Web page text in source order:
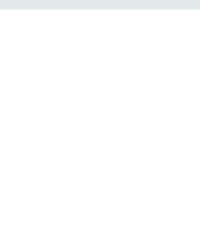
Veränderungen
Veränderungen.